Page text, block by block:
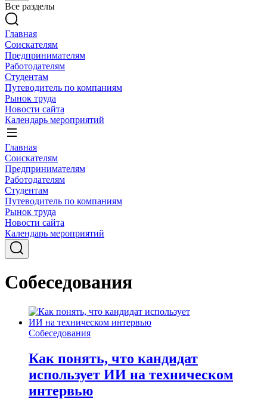
Все разделы
Главная
Соискателям
Предпринимателям
Работодателям
Студентам
Путеводитель по компаниям
Рынок труда
Новости сайта
Календарь мероприятий
Главная
Соискателям
Предпринимателям
Работодателям
Студентам
Путеводитель по компаниям
Рынок труда
Новости сайта
Календарь мероприятий
Собеседования
Собеседования
Как понять, что кандидат
использует ИИ на техническом
интервью